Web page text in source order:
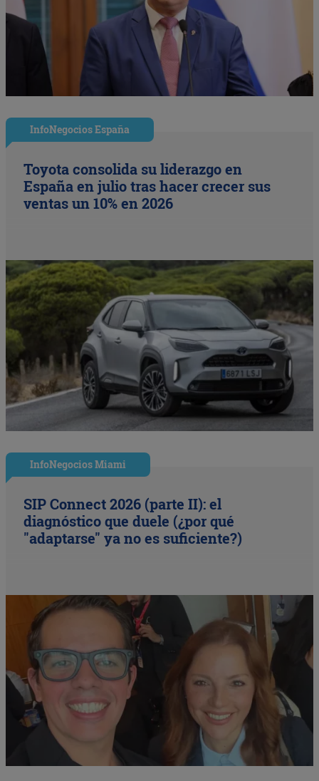
InfoNegocios España
Toyota consolida su liderazgo en
España en julio tras hacer crecer sus
ventas un 10% en 2026
InfoNegocios Miami
SIP Connect 2026 (parte II): el
diagnóstico que duele (¿por qué
"adaptarse" ya no es suficiente?)